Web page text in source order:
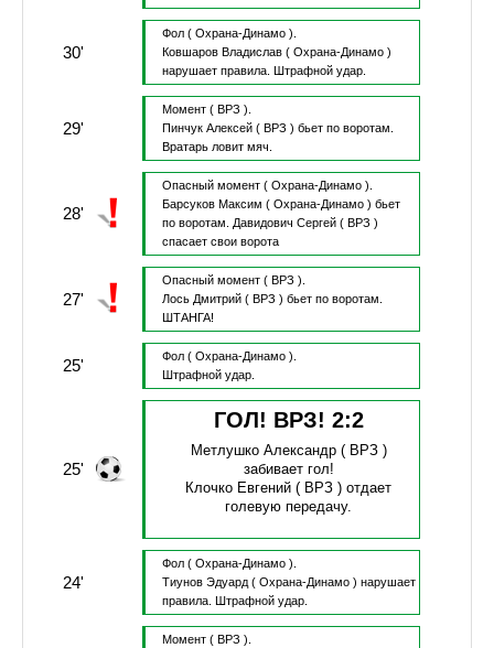
30'
Фол ( Охрана-Динамо ).
Ковшаров Владислав( Охрана-Динамо )
нарушает правила.
Штрафной удар.
29'
Момент ( ВРЗ ).
Пинчук Алексей( ВРЗ ) бьет по воротам.
Вратарь ловит мяч.
28'
Опасный момент ( Охрана-Динамо ).
Барсуков Максим ( Охрана-Динамо ) бьет
по воротам.
Давидович Сергей( ВРЗ )
спасает свои ворота
27'
Опасный момент ( ВРЗ ).
Лось Дмитрий( ВРЗ ) бьет по воротам.
ШТАНГА!
25' Фол ( Охрана-Динамо ).
Штрафной удар.
25'
ГОЛ! ВРЗ! 2:2
Метлушко Александр( ВРЗ )
забивает гол!
Клочко Евгений ( ВРЗ )отдает
голевую передачу.
24'
Фол ( Охрана-Динамо ).
Тиунов Эдуард( Охрана-Динамо ) нарушает
правила.
Штрафной удар.
Момент ( ВРЗ ).